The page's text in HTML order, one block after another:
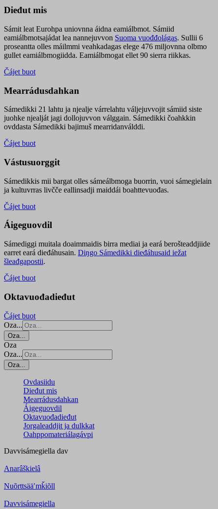
Dieđut mis
Sámit leat Eurohpa uniovnna áidna eamiálbmot. Sámiid
eamiálbmotsajádat lea nannejuvvon Suoma vuođđolágas. Sullii 6
proseantta olles máilmmi veahkadagas elege 476 miljovnna olbmo
gullet eamiálbmogiidda. Eamiálbmogat ellet 90 sierra riikkas.
Čájet buot
Mearrádusdahkan
Sámedikki 21 lahtu ja njealje várrelahtu váljejuvvojit sámiid siste
juohke njealját jagi dollojuvvon válggain. Sámedikki čoahkkin
ovddasta Sámedikki bajimuš mearridanválddi.
Čájet buot
Vástusuorggit
Sámedikkis mii bargat olles sámeálbmoga buorrin, vuoi sámegielain
ja kultuvrras livčče eallinsadji maiddái boahttevuođas.
Čájet buot
Áigeguovdil
Sámediggi muitala doaimmaidis birra mediai ja eará berošteaddjiide
earret eará dieđáhusain. Diŋgo Sámedikki dieđáhusaid iežat
šleađgapostii.
Čájet buot
Oktavuođadieđut
Čájet buot
Oza...
Oza...
Oza
Oza...
Oza...
Ovdasiidu
Dieđut mis
Mearrádusdahkan
Áigeguovdil
Oktavuođadieđut
Jorgaleaddjit ja dulkkat
Oahppomateriálagávpi
Davvisámegiella dav
Anarâškielâ
Nuõrttsääʹmǩiõll
Davvisámegiella